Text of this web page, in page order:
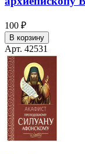
100 ₽
В корзину
Арт. 42531